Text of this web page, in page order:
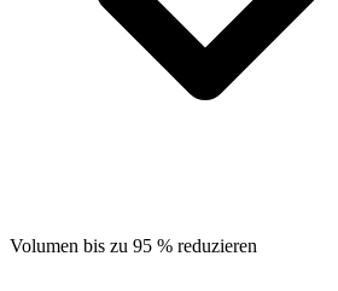
Volumen bis zu 95 % reduzieren